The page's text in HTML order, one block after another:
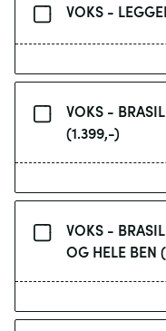
VOKS -
VOKS -
(1.399,-)
VOKS -
OG HELE BEN